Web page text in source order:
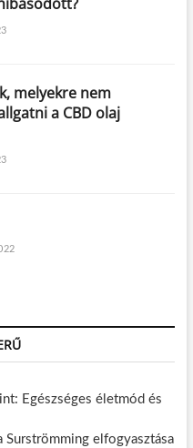
melyekre nem
a CBD olaj
Egészséges életmód és
Surströmming elfogyasztása